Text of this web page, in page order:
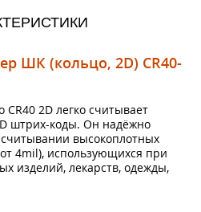
ШК (кольцо, 2D) CR40-
2D легко считывает
штрих-коды. Он надёжно
высокоплотных
4mil), использующихся при
изделий, лекарств, одежды,